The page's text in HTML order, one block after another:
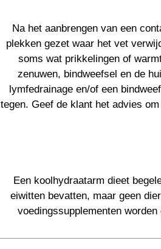
Na het aanbrengen van een
plekken gezet waar het vet
soms wat prikkelingen of
zenuwen, bindweefsel en de
lymfedrainage en/of een
tegen. Geef de klant het advies
Een koolhydraatarm dieet
eiwitten bevatten, maar geen
voedingssupplementen